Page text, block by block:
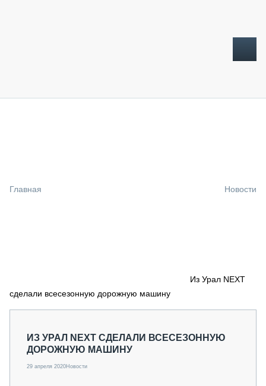
СПЕЦПРОЕКТЫ
О ПРОЕКТЕ
Главная Новости
Из Урал NEXT
сделали всесезонную дорожную машину
ИЗ УРАЛ NEXT СДЕЛАЛИ ВСЕСЕЗОННУЮ
ДОРОЖНУЮ МАШИНУ
29 апреля 2020Новости